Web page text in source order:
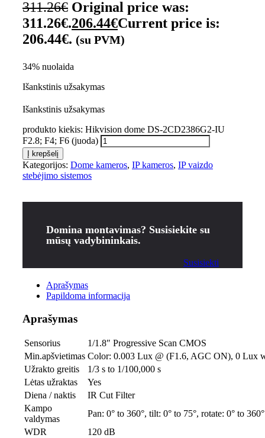
311.26€ Original price was:
311.26€.206.44€Current price is:
206.44€. (su PVM)
34% nuolaida
Išankstinis užsakymas
Išankstinis užsakymas
produkto kiekis: Hikvision dome DS-2CD2386G2-IU
F2.8; F4; F6 (juoda)
Į krepšelį
Kategorijos: Dome kameros, IP kameros, IP vaizdo
stebėjimo sistemos
Domina montavimas? Susisiekite su
mūsų vadybininkais.
Susisiekti
Aprašymas
Papildoma informacija
Aprašymas
Sensorius
1/1.8″ Progressive Scan CMOS
Min.apšvietimas Color: 0.003 Lux @ (F1.6, AGC ON), 0 Lux
Užrakto greitis
1/3 s to 1/100,000 s
Lėtas užraktas
Yes
Diena / naktis
IR Cut Filter
Kampo
valdymas
Pan: 0° to 360°, tilt: 0° to 75°, rotate: 0° to 360°
WDR
120 dB